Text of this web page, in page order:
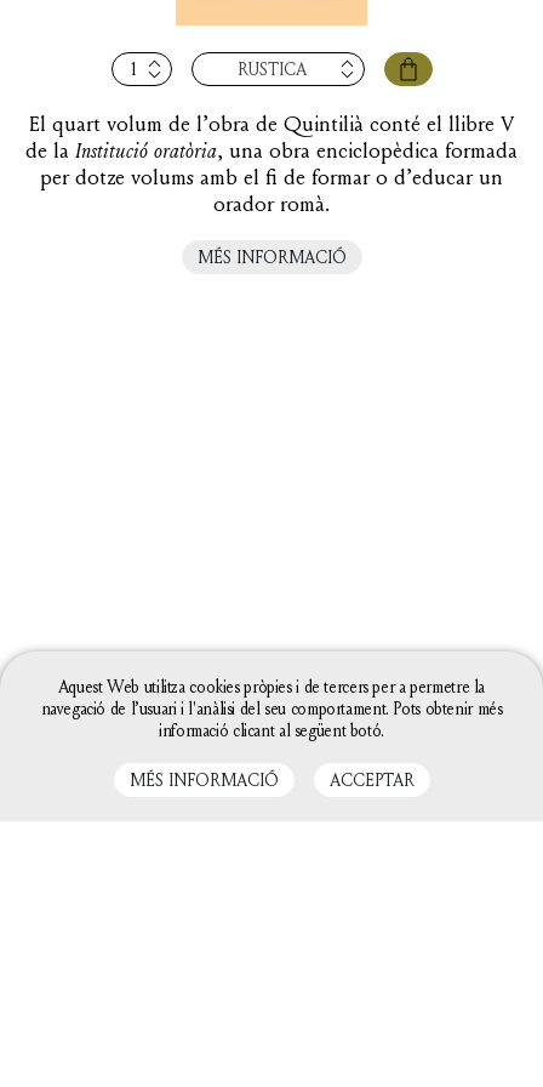
quantitat
de
Institució
oratòria,
vol.
RÚSTICA
El quart volum de l’obra de Quintilià conté el llibre V
de la Institució oratòria, una obra enciclopèdica formada
per dotze volums amb el fi de formar o d’educar un
orador romà.
MÉS INFORMACIÓ
Aquest Web utilitza cookies pròpies i de tercers per a permetre la
navegació de l’usuari i l'anàlisi del seu comportament. Pots obtenir més
informació clicant al següent botó.
MÉS INFORMACIÓ ACCEPTAR